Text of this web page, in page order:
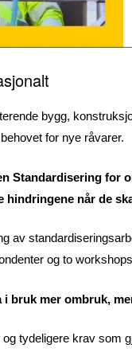
bygg,
for nye råvarer.
Standardisering for
hindringene når de
av
og to
bruk mer ombruk,
tydeligere krav som